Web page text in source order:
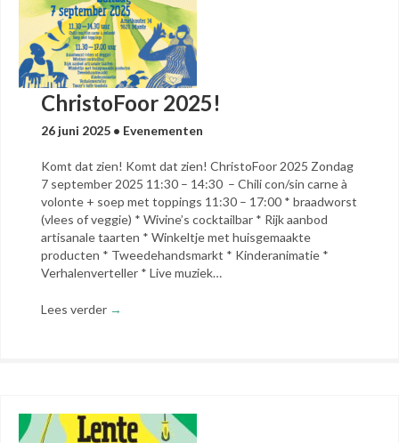
ChristoFoor 2025!
26 juni 2025 • Evenementen
Komt dat zien! Komt dat zien! ChristoFoor 2025 Zondag
7 september 2025 11:30 – 14:30 – Chili con/sin carne à
volonte + soep met toppings 11:30 – 17:00 * braadworst
(vlees of veggie) * Wivine’s cocktailbar * Rijk aanbod
artisanale taarten * Winkeltje met huisgemaakte
producten * Tweedehandsmarkt * Kinderanimatie *
Verhalenverteller * Live muziek…
Lees verder →